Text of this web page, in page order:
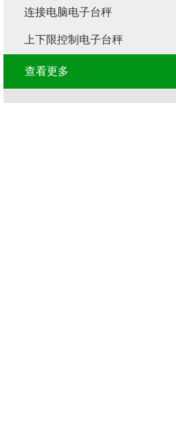
连接电脑电子台秤
上下限控制电子台秤
查看更多